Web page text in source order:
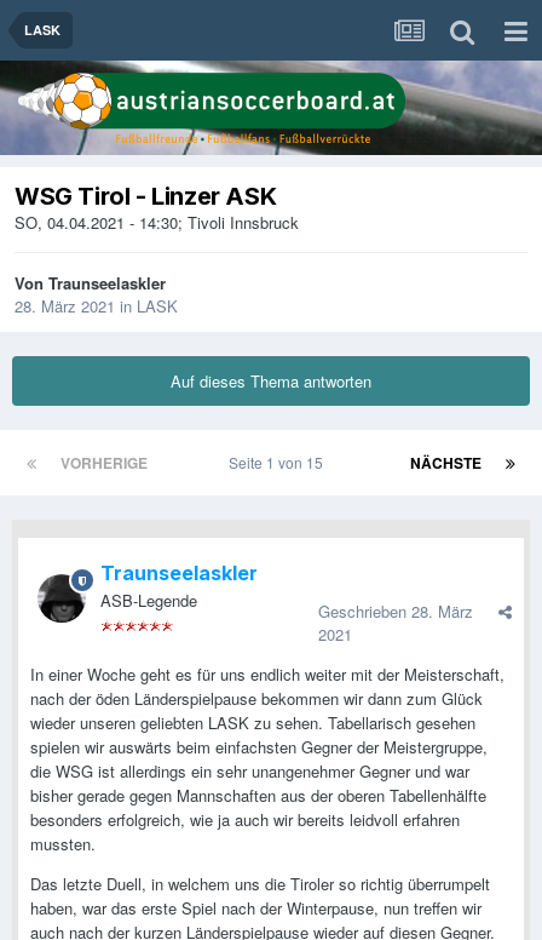
LASK
WSG Tirol - Linzer ASK
SO, 04.04.2021 - 14:30; Tivoli Innsbruck
Von Traunseelaskler
28. März 2021 in LASK
Auf dieses Thema antworten
VORHERIGE NÄCHSTE
Seite 1 von 15
Traunseelaskler
ASB-Legende Geschrieben 28. März
2021
In einer Woche geht es für uns endlich weiter mit der Meisterschaft,
nach der öden Länderspielpause bekommen wir dann zum Glück
wieder unseren geliebten LASK zu sehen. Tabellarisch gesehen
spielen wir auswärts beim einfachsten Gegner der Meistergruppe,
die WSG ist allerdings ein sehr unangenehmer Gegner und war
bisher gerade gegen Mannschaften aus der oberen Tabellenhälfte
besonders erfolgreich, wie ja auch wir bereits leidvoll erfahren
mussten.
Das letzte Duell, in welchem uns die Tiroler so richtig überrumpelt
haben, war das erste Spiel nach der Winterpause, nun treffen wir
auch nach der kurzen Länderspielpause wieder auf diesen Gegner.